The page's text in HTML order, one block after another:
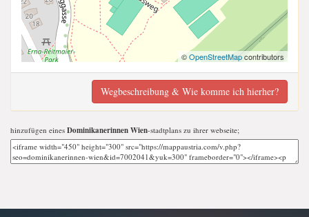
©OpenStreetMapcontributors
Wegbeschreibung & Wie komme ich hierher?
hinzufügen eines Dominikanerinnen Wien-stadtplans zu ihrer webseite;